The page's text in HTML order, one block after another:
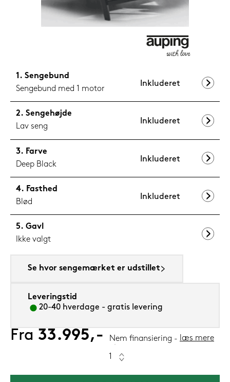
Sengebund
Sengebund med 1 motor
Inkluderet
Sengehøjde
Lav seng
Inkluderet
Farve
Deep Black
Inkluderet
Fasthed
Blød
Inkluderet
Gavl
Ikke valgt
Se hvor sengemærket er udstillet
Leveringstid
20-40 hverdage - gratis levering
Fra 33.995,- Nem finansiering læs mere